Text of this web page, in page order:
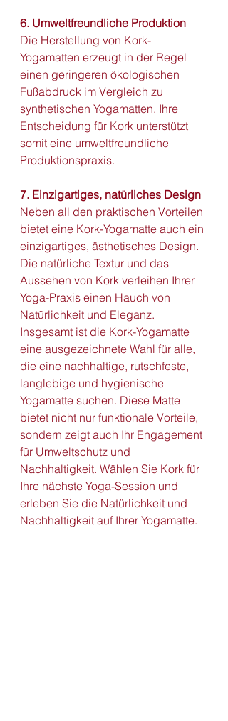
6. Umweltfreundliche Produktion
Die Herstellung von Kork-
Yogamatten erzeugt in der Regel
einen geringeren ökologischen
Fußabdruck im Vergleich zu
synthetischen Yogamatten. Ihre
Entscheidung für Kork unterstützt
somit eine umweltfreundliche
Produktionspraxis.
7. Einzigartiges, natürliches Design
Neben all den praktischen Vorteilen
bietet eine Kork-Yogamatte auch ein
einzigartiges, ästhetisches Design.
Die natürliche Textur und das
Aussehen von Kork verleihen Ihrer
Yoga-Praxis einen Hauch von
Natürlichkeit und Eleganz.
Insgesamt ist die Kork-Yogamatte
eine ausgezeichnete Wahl für alle,
die eine nachhaltige, rutschfeste,
langlebige und hygienische
Yogamatte suchen. Diese Matte
bietet nicht nur funktionale Vorteile,
sondern zeigt auch Ihr Engagement
für Umweltschutz und
Nachhaltigkeit. Wählen Sie Kork für
Ihre nächste Yoga-Session und
erleben Sie die Natürlichkeit und
Nachhaltigkeit auf Ihrer Yogamatte.